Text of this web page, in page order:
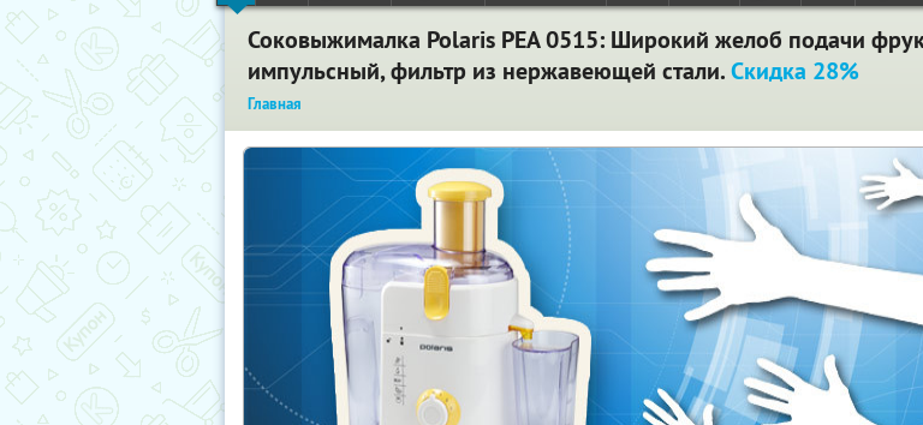
Соковыжималка Polaris PEA 0515: Широкий желоб подачи
импульсный, фильтр из нержавеющей стали.Скидка 28%
Главная